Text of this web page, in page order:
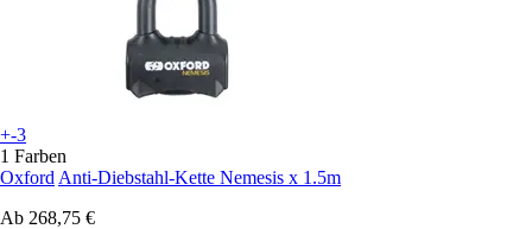
+-3
1 Farben
Oxford Anti-Diebstahl-Kette Nemesis x 1.5m
Ab 268,75 €